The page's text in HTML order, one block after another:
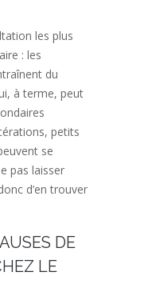
les plus
: les
du
à terme, peut
petits
se
pas laisser
d’en trouver
DE
LE